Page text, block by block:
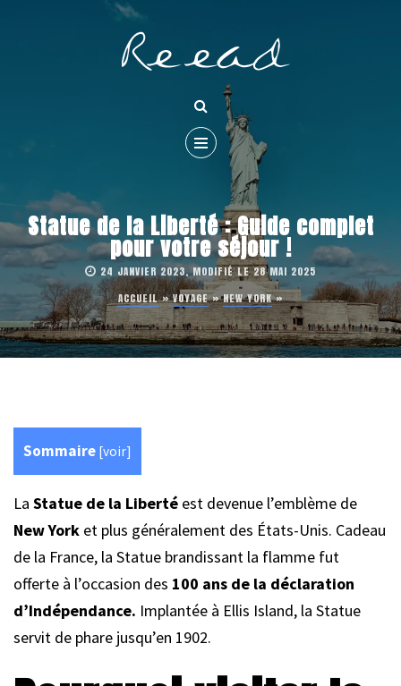
Statue de la Liberté : Guide complet
pour votre séjour !
24 JANVIER 2023, MODIFIÉ LE 28 MAI 2025
ACCUEIL»VOYAGE»NEW YORK»
Sommaire [voir]
La Statue de la Liberté est devenue l’emblème de
New York et plus généralement des États-Unis. Cadeau
de la France, la Statue brandissant la flamme fut
offerte à l’occasion des 100 ans de la déclaration
d’Indépendance. Implantée à Ellis Island, la Statue
servit de phare jusqu’en 1902.